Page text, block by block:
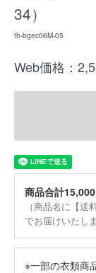
34）
th-bgec06M-05
Web価格：
商品合計
（商品名に【
でお届けいたし
※一部の衣類商